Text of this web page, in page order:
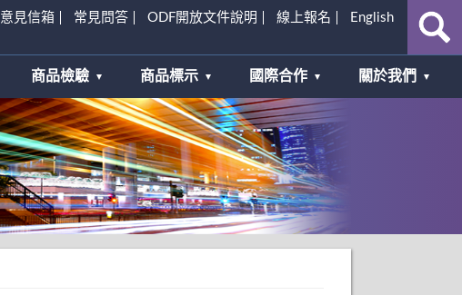
意見信箱 常見問答 ODF開放文件說明 線上報名 English
商品檢驗 商品標示 國際合作 關於我們